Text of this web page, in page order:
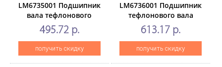
LM6735001 Подшипник
вала тефлонового
(левый)
BrotherHL2030/2040/2075/MFC7420/DCP7010
(O)
495.72 р.
получить скидку
LM6736001 Подшипник
тефлонового вала
(правый)
BrotherHL2030/2040/2075/
(O)
613.17 р.
получить скидку